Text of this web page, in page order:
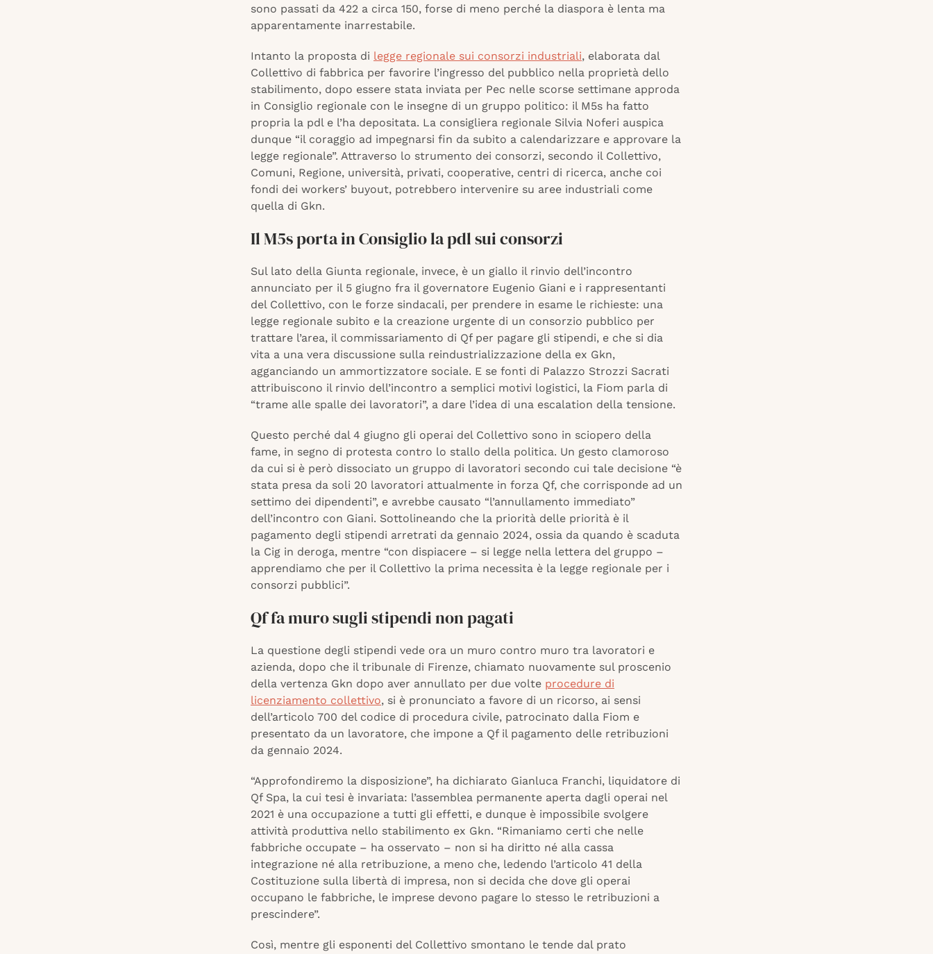
sono passati da 422 a circa 150, forse di meno perché la diaspora è lenta ma
apparentamente inarrestabile.
Intanto la proposta di legge regionale sui consorzi industriali, elaborata dal
Collettivo di fabbrica per favorire l’ingresso del pubblico nella proprietà dello
stabilimento, dopo essere stata inviata per Pec nelle scorse settimane approda
in Consiglio regionale con le insegne di un gruppo politico: il M5s ha fatto
propria la pdl e l’ha depositata. La consigliera regionale Silvia Noferi auspica
dunque “il coraggio ad impegnarsi fin da subito a calendarizzare e approvare la
legge regionale”. Attraverso lo strumento dei consorzi, secondo il Collettivo,
Comuni, Regione, università, privati, cooperative, centri di ricerca, anche coi
fondi dei workers’ buyout, potrebbero intervenire su aree industriali come
quella di Gkn.
Il M5s porta in Consiglio la pdl sui consorzi
Sul lato della Giunta regionale, invece, è un giallo il rinvio dell’incontro
annunciato per il 5 giugno fra il governatore Eugenio Giani e i rappresentanti
del Collettivo, con le forze sindacali, per prendere in esame le richieste: una
legge regionale subito e la creazione urgente di un consorzio pubblico per
trattare l’area, il commissariamento di Qf per pagare gli stipendi, e che si dia
vita a una vera discussione sulla reindustrializzazione della ex Gkn,
agganciando un ammortizzatore sociale. E se fonti di Palazzo Strozzi Sacrati
attribuiscono il rinvio dell’incontro a semplici motivi logistici, la Fiom parla di
“trame alle spalle dei lavoratori”, a dare l’idea di una escalation della tensione.
Questo perché dal 4 giugno gli operai del Collettivo sono in sciopero della
fame, in segno di protesta contro lo stallo della politica. Un gesto clamoroso
da cui si è però dissociato un gruppo di lavoratori secondo cui tale decisione “è
stata presa da soli 20 lavoratori attualmente in forza Qf, che corrisponde ad un
settimo dei dipendenti”, e avrebbe causato “l’annullamento immediato”
dell’incontro con Giani. Sottolineando che la priorità delle priorità è il
pagamento degli stipendi arretrati da gennaio 2024, ossia da quando è scaduta
la Cig in deroga, mentre “con dispiacere – si legge nella lettera del gruppo –
apprendiamo che per il Collettivo la prima necessita è la legge regionale per i
consorzi pubblici”.
Qf fa muro sugli stipendi non pagati
La questione degli stipendi vede ora un muro contro muro tra lavoratori e
azienda, dopo che il tribunale di Firenze, chiamato nuovamente sul proscenio
della vertenza Gkn dopo aver annullato per due volte procedure di
licenziamento collettivo, si è pronunciato a favore di un ricorso, ai sensi
dell’articolo 700 del codice di procedura civile, patrocinato dalla Fiom e
presentato da un lavoratore, che impone a Qf il pagamento delle retribuzioni
da gennaio 2024.
“Approfondiremo la disposizione”, ha dichiarato Gianluca Franchi, liquidatore di
Qf Spa, la cui tesi è invariata: l’assemblea permanente aperta dagli operai nel
2021 è una occupazione a tutti gli effetti, e dunque è impossibile svolgere
attività produttiva nello stabilimento ex Gkn. “Rimaniamo certi che nelle
fabbriche occupate – ha osservato – non si ha diritto né alla cassa
integrazione né alla retribuzione, a meno che, ledendo l’articolo 41 della
Costituzione sulla libertà di impresa, non si decida che dove gli operai
occupano le fabbriche, le imprese devono pagare lo stesso le retribuzioni a
prescindere”.
Così, mentre gli esponenti del Collettivo smontano le tende dal prato